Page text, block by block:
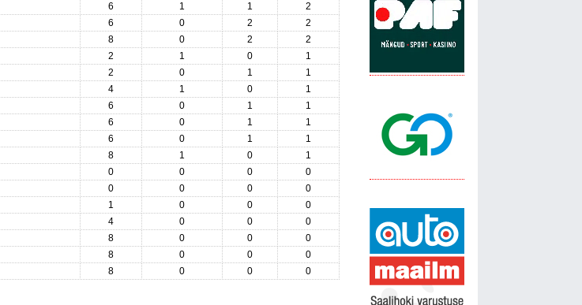
6 1 1
2
6 0 2
2
8 0 2
2
2 1 0
1
2 0 1
1
4 1 0
1
6 0 1
1
6 0 1
1
6 0 1
1
8 1 0
1
0 0 0
0
0 0 0
0
1 0 0
0
4 0 0
0
8 0 0
0
8 0 0
0
8 0 0 0